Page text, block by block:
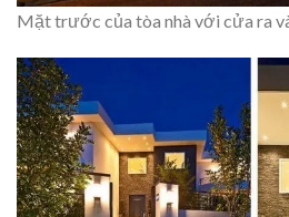
Mặt trước của tòa nhà với cửa ra